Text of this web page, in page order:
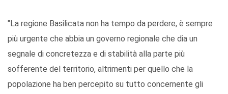
"La regione Basilicata non ha tempo da perdere, è sempre
più urgente che abbia un governo regionale che dia un
segnale di concretezza e di stabilità alla parte più
sofferente del territorio, altrimenti per quello che la
popolazione ha ben percepito su tutto concernente gli